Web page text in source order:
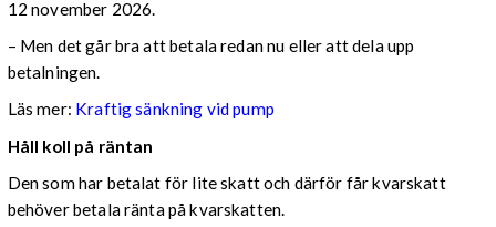
12 november 2026.
– Men det går bra att betala redan nu eller att dela upp
betalningen.
Läs mer: Kraftig sänkning vid pump
Håll koll på räntan
Den som har betalat för lite skatt och därför får kvarskatt
behöver betala ränta på kvarskatten.